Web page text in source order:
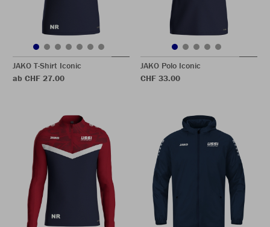
JAKO T-Shirt Iconic
ab CHF 27.00
JAKO Polo Iconic
CHF 33.00